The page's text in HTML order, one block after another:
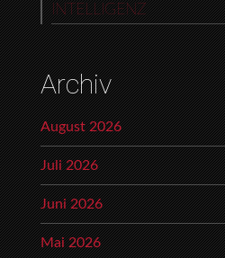
INTELLIGENZ
Archiv
August 2026
Juli 2026
Juni 2026
Mai 2026